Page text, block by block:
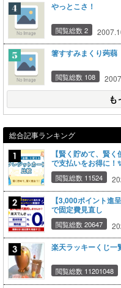
やっとこさ！
閲覧総数 2
箸すすみまくり蒟蒻
閲覧総数 108
も
総合記事ランキング
【賢く貯めて、賢
で支払いをお得に！
閲覧総数 11524
【3,000ポイント進
で固定費見直し
閲覧総数 20647
楽天ラッキーくじ一
閲覧総数 11201048